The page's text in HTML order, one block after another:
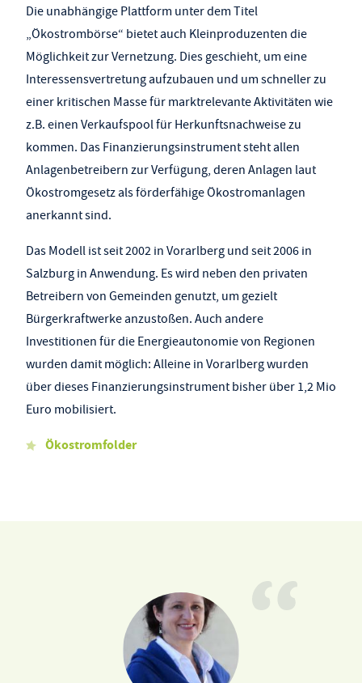
Die unabhängige Plattform unter dem Titel
„Ökostrombörse“ bietet auch Kleinproduzenten die
Möglichkeit zur Vernetzung. Dies geschieht, um eine
Interessensvertretung aufzubauen und um schneller zu
einer kritischen Masse für marktrelevante Aktivitäten wie
z.B. einen Verkaufspool für Herkunftsnachweise zu
kommen. Das Finanzierungsinstrument steht allen
Anlagenbetreibern zur Verfügung, deren Anlagen laut
Ökostromgesetz als förderfähige Ökostromanlagen
anerkannt sind.
Das Modell ist seit 2002 in Vorarlberg und seit 2006 in
Salzburg in Anwendung. Es wird neben den privaten
Betreibern von Gemeinden genutzt, um gezielt
Bürgerkraftwerke anzustoßen. Auch andere
Investitionen für die Energieautonomie von Regionen
wurden damit möglich: Alleine in Vorarlberg wurden
über dieses Finanzierungsinstrument bisher über 1,2 Mio
Euro mobilisiert.
Ökostromfolder